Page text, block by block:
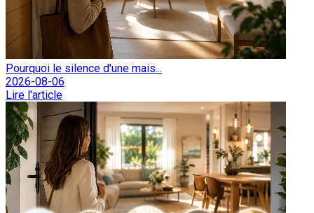
Pourquoi le silence d'une mais...
2026-08-06
Lire l'article